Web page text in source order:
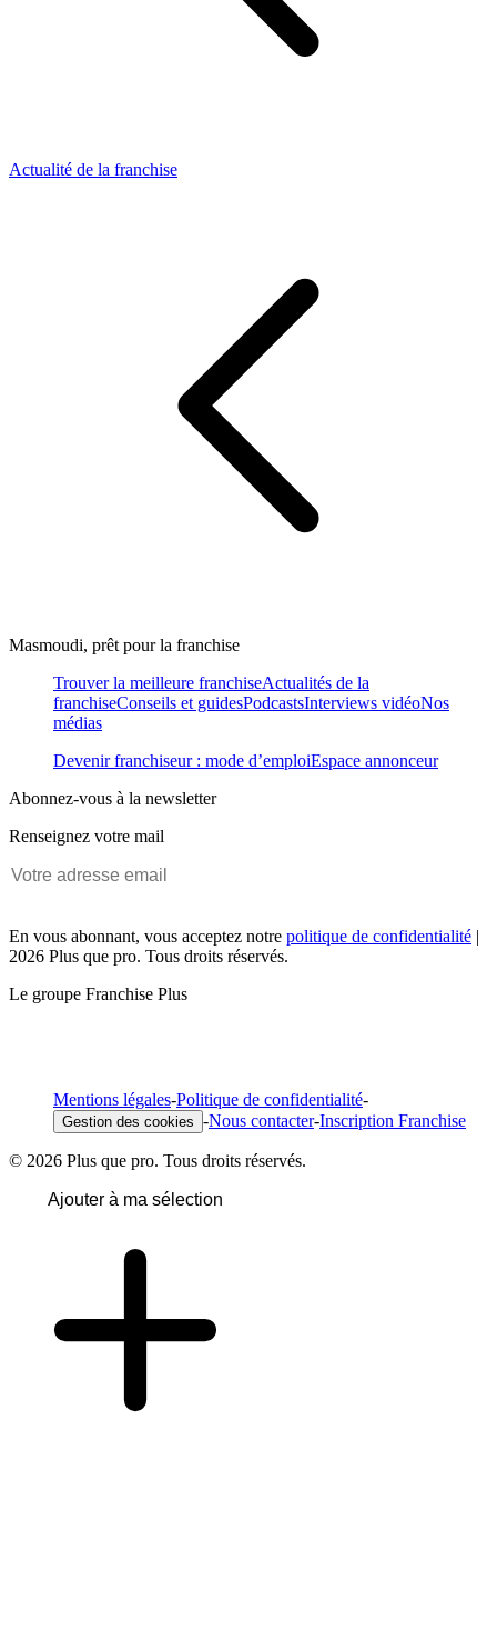
Actualité de la franchise
Masmoudi, prêt pour la franchise
Trouver la meilleure franchiseActualités de la
franchiseConseils et guidesPodcastsInterviews vidéoNos
médias
Devenir franchiseur : mode d’emploiEspace annonceur
Abonnez-vous à la newsletter
Renseignez votre mail
En vous abonnant, vous acceptez notre politique de confidentialité |
2026 Plus que pro. Tous droits réservés.
Le groupe Franchise Plus
Mentions légales-Politique de confidentialité-
Gestion des cookies -Nous contacter-Inscription Franchise
© 2026 Plus que pro. Tous droits réservés.
Ajouter à ma sélection